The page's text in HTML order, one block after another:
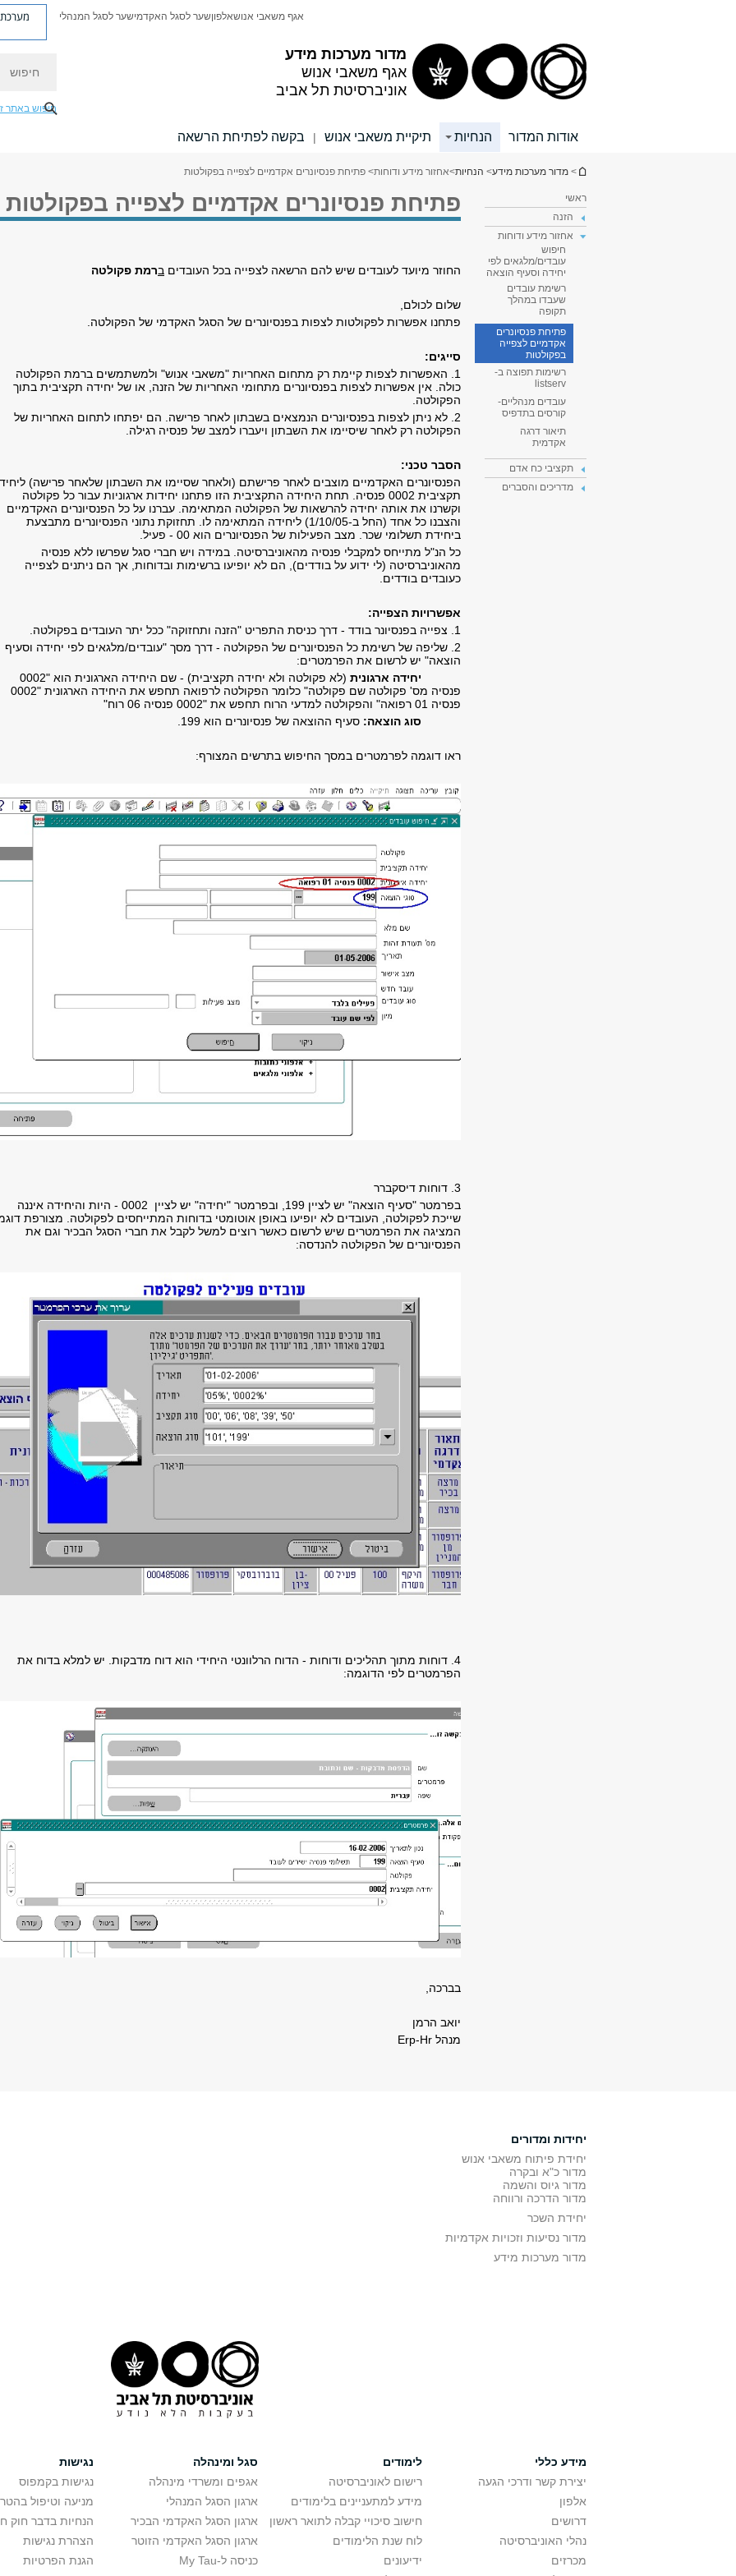
מדור מערכות מידע
אגף משאבי אנוש
אוניברסיטת תל אביב
אגף משאבי אנושאלפוןשער לסגל האקדמישער לסגל המנהלי מערכת
חיפוש באתר
אודות המדור הנחיות תיקיית משאבי אנוש | בקשה לפתיחת הרשאה
הינך נמצא כאן
> מדור מערכות מידע> הנחיות>אחזור מידע ודוחות> פתיחת פנסיונרים אקדמיים לצפייה בפקולטות
ראשי
הזנה
אחזור מידע ודוחות
חיפוש
עובדים/מלגאים לפי
יחידה וסעיף הוצאה
רשימת עובדים
שעבדו במהלך
תקופה
פתיחת פנסיונרים
אקדמיים לצפייה
בפקולטות
רשימות תפוצה ב-
listserv
עובדים מנהליים-
קורסים בתדפיס
תיאור דרגה
אקדמית
תקציבי כח אדם
מדריכים והסברים
פתיחת פנסיונרים אקדמיים לצפייה בפקולטות
החוזר מיועד לעובדים שיש להם הרשאה לצפייה בכל העובדים ברמת פקולטה
שלום לכולם,
פתחנו אפשרות לפקולטות לצפות בפנסיונרים של הסגל האקדמי של הפקולטה.
סייגים:
1. האפשרות לצפות קיימת רק מתחום האחריות "משאבי אנוש" ולמשתמשים ברמת הפקולטה
כולה. אין אפשרות לצפות בפנסיונרים מתחומי האחריות של הזנה, או של יחידה תקציבית בתוך
הפקולטה.
2. לא ניתן לצפות בפנסיונרים הנמצאים בשבתון לאחר פרישה. הם יפתחו לתחום האחריות של
הפקולטה רק לאחר שיסיימו את השבתון ויעברו למצב של פנסיה רגילה.
הסבר טכני:
הפנסיונרים האקדמיים מוצבים לאחר פרישתם (ולאחר שסיימו את השבתון שלאחר פרישה)
תקציבית 0002 פנסיה. תחת היחידה התקציבית הזו פתחנו יחידות ארגוניות עבור כל פקולטה
וקשרנו את אותה יחידה להרשאות של הפקולטה המתאימה. עברנו על כל הפנסיונרים האקדמיים
והצבנו כל אחד (החל ב-1/10/05) ליחידה המתאימה לו. תחזוקת נתוני הפנסיונרים מתבצעת
ביחידת תשלומי שכר. מצב הפעילות של הפנסיונרים הוא 00 - פעיל.
כל הנ"ל מתייחס למקבלי פנסיה מהאוניברסיטה. במידה ויש חברי סגל שפרשו ללא פנסיה
מהאוניברסיטה (לי ידוע על בודדים), הם לא יופיעו ברשימות ובדוחות, אך הם ניתנים לצפייה
כעובדים בודדים.
אפשרויות הצפייה:
1. צפייה בפנסיונר בודד - דרך כניסת התפריט "הזנה ותחזוקה" ככל יתר העובדים בפקולטה.
2. שליפה של רשימת כל הפנסיונרים של הפקולטה - דרך מסך "עובדים/מלגאים לפי יחידה וסעיף
הוצאה" יש לרשום את הפרמטרים:
יחידה ארגונית
(לא פקולטה ולא יחידה תקציבית) - שם היחידה הארגונית הוא "0002
פנסיה מס' פקולטה שם פקולטה" כלומר הפקולטה לרפואה תחפש את היחידה הארגונית "0002
פנסיה 01 רפואה" והפקולטה למדעי הרוח תחפש את "0002 פנסיה 06 רוח"
סוג הוצאה: סעיף ההוצאה של פנסיונרים הוא 199.
ראו דוגמה לפרמטרים במסך החיפוש בתרשים המצורף:
3. דוחות דיסקברר
בפרמטר "סעיף הוצאה" יש לציין 199, ובפרמטר "יחידה" יש לציין 0002 - היות והיחידה איננה
שייכת לפקולטה, העובדים לא יופיעו באופן אוטומטי בדוחות המתייחסים לפקולטה. מצורפת
המציגה את הפרמטרים שיש לרשום כאשר רוצים למשל לקבל את חברי הסגל הבכיר וגם את
הפנסיונרים של הפקולטה להנדסה:
4. דוחות מתוך תהליכים ודוחות - הדוח הרלוונטי היחידי הוא דוח מדבקות. יש למלא בדוח את
הפרמטרים לפי הדוגמה:
בברכה,
יואב הרמן
מנהל Erp-Hr
יחידות ומדורים
יחידת פיתוח משאבי אנוש
מדור כ"א ובקרה
מדור גיוס והשמה
מדור הדרכה ורווחה
יחידת השכר
מדור נסיעות וזכויות אקדמיות
מדור מערכות מידע
מידע כללי
יצירת קשר ודרכי הגעה
אלפון
דרושים
נהלי האוניברסיטה
מכרזים
לימודים
רישום לאוניברסיטה
מידע למתעניינים בלימודים
חישוב סיכויי קבלה לתואר ראשון
לוח שנת הלימודים
ידיעונים
סגל ומינהלה
אגפים ומשרדי מינהלה
ארגון הסגל המנהלי
ארגון הסגל האקדמי הבכיר
ארגון הסגל האקדמי הזוטר
כניסה ל-My Tau
נגישות
נגישות בקמפוס
מניעה וטיפול
הנחיות בדבר חוק
הצהרת נגישות
הגנת הפרטיות